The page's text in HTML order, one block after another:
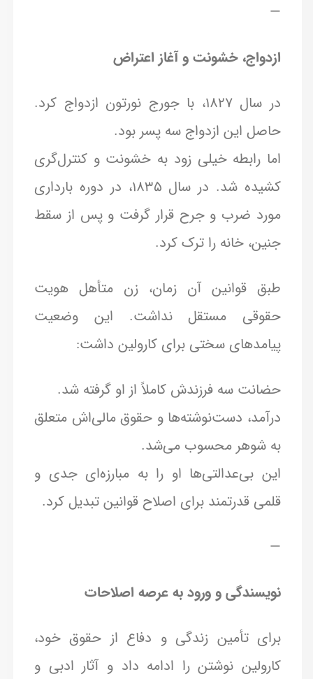
—
ازدواج، خشونت و آغاز اعتراض
در سال ۱۸۲۷، با جورج نورتون ازدواج کرد.
حاصل این ازدواج سه پسر بود.
اما رابطه خیلی زود به خشونت و کنترل‌گری
کشیده شد. در سال ۱۸۳۵، در دوره بارداری
مورد ضرب و جرح قرار گرفت و پس از سقط
جنین، خانه را ترک کرد.
طبق قوانین آن زمان، زن متأهل هویت
حقوقی مستقل نداشت. این وضعیت
پیامدهای سختی برای کارولین داشت:
حضانت سه فرزندش کاملاً از او گرفته شد.
درآمد، دست‌نوشته‌ها و حقوق مالی‌اش متعلق
به شوهر محسوب می‌شد.
این بی‌عدالتی‌ها او را به مبارزه‌ای جدی و
قلمی قدرتمند برای اصلاح قوانین تبدیل کرد.
—
نویسندگی و ورود به عرصه اصلاحات
برای تأمین زندگی و دفاع از حقوق خود،
کارولین نوشتن را ادامه داد و آثار ادبی و